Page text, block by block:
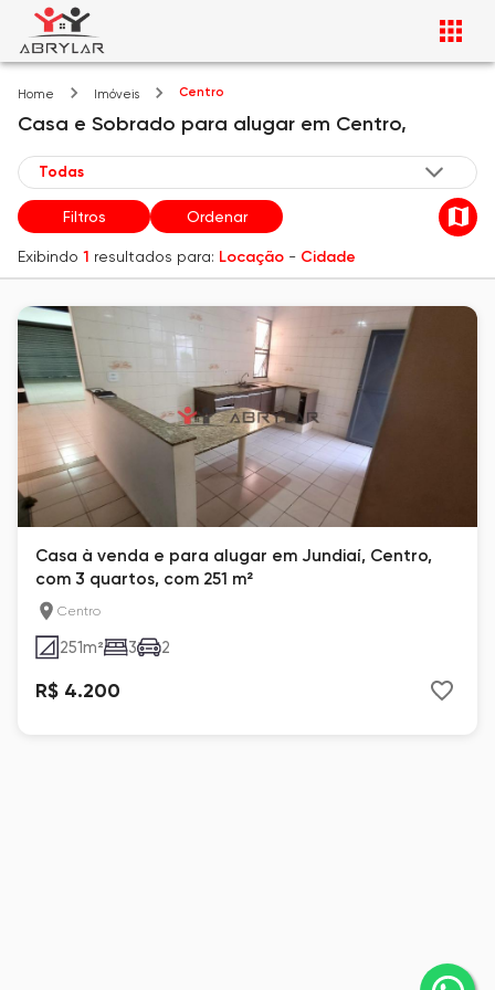
Home Imóveis Centro
Casa e Sobrado para alugar em Centro,
Filtros Ordenar
Exibindo 1 resultados para: Locação - Cidade
Casa à venda e para alugar em Jundiaí, Centro,
com 3 quartos, com 251 m²
Centro
251m² 3 2
R$ 4.200